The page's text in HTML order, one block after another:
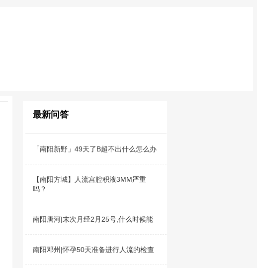
最新问答
「南阳新野」49天了B超不出什么怎么办
【南阳方城】人流宫腔积液3MM严重
吗？
南阳唐河|末次月经2月25号,什么时候能
南阳邓州|怀孕50天准备进行人流的检查